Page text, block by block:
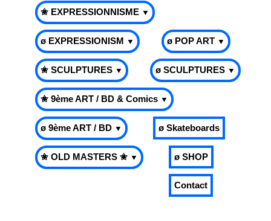
✬ EXPRESSIONNISME ▼
ø EXPRESSIONISM ▼ ø POP ART ▼
✬ SCULPTURES ▼ ø SCULPTURES ▼
✬ 9ème ART / BD & Comics ▼
ø 9ème ART / BD ▼ ø Skateboards
✬ OLD MASTERS ✬ ▼ ø SHOP
Contact